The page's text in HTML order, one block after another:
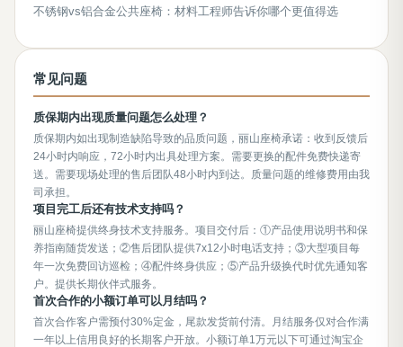
不锈钢vs铝合金公共座椅：材料工程师告诉你哪个更值得选
常见问题
质保期内出现质量问题怎么处理？
质保期内如出现制造缺陷导致的品质问题，丽山座椅承诺：收到反馈后
24小时内响应，72小时内出具处理方案。需要更换的配件免费快递寄
送。需要现场处理的售后团队48小时内到达。质量问题的维修费用由我
司承担。
项目完工后还有技术支持吗？
丽山座椅提供终身技术支持服务。项目交付后：①产品使用说明书和保
养指南随货发送；②售后团队提供7x12小时电话支持；③大型项目每
年一次免费回访巡检；④配件终身供应；⑤产品升级换代时优先通知客
户。提供长期伙伴式服务。
首次合作的小额订单可以月结吗？
首次合作客户需预付30%定金，尾款发货前付清。月结服务仅对合作满
一年以上信用良好的长期客户开放。小额订单1万元以下可通过淘宝企